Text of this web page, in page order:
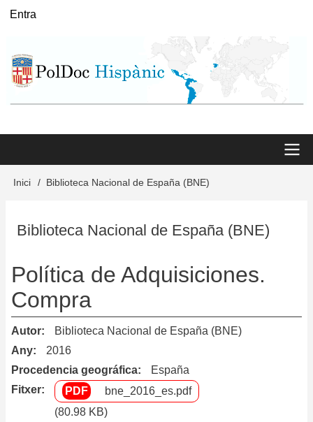
Vés
User
Entra
Main
Inici Biblioteca Nacional de España (BNE)
Biblioteca Nacional de España (BNE)
Política de Adquisiciones.
Compra
Autor
Biblioteca Nacional de España (BNE)
Any
2016
Procedencia geográfica
España
Fitxer
bne_2016_es.pdf
(80.98 KB)